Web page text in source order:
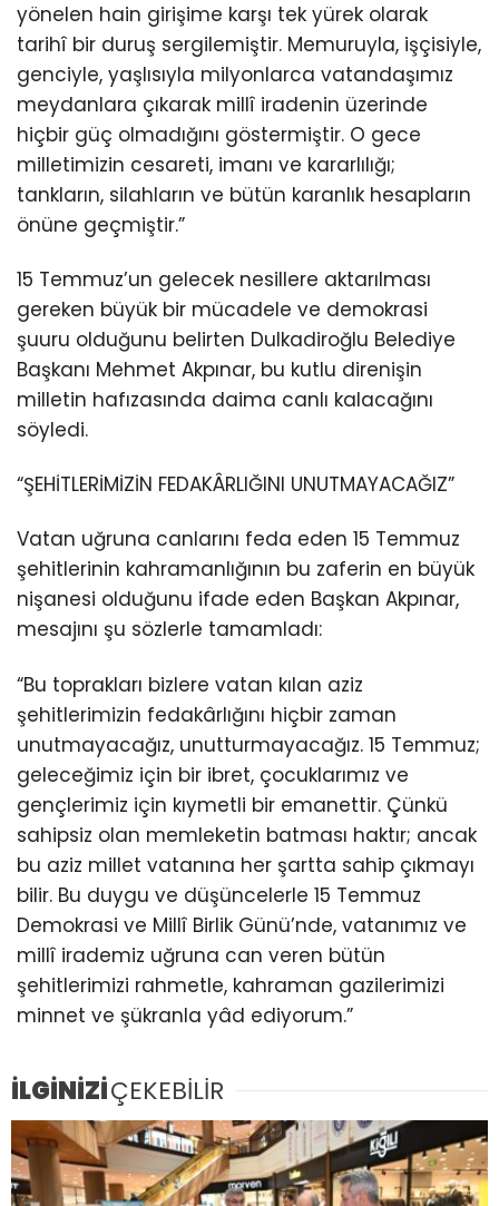
yönelen hain girişime karşı tek yürek olarak
tarihî bir duruş sergilemiştir. Memuruyla, işçisiyle,
genciyle, yaşlısıyla milyonlarca vatandaşımız
meydanlara çıkarak millî iradenin üzerinde
hiçbir güç olmadığını göstermiştir. O gece
milletimizin cesareti, imanı ve kararlılığı;
tankların, silahların ve bütün karanlık hesapların
önüne geçmiştir.”
15 Temmuz’un gelecek nesillere aktarılması
gereken büyük bir mücadele ve demokrasi
şuuru olduğunu belirten Dulkadiroğlu Belediye
Başkanı Mehmet Akpınar, bu kutlu direnişin
milletin hafızasında daima canlı kalacağını
söyledi.
“ŞEHİTLERİMİZİN FEDAKÂRLIĞINI UNUTMAYACAĞIZ”
Vatan uğruna canlarını feda eden 15 Temmuz
şehitlerinin kahramanlığının bu zaferin en büyük
nişanesi olduğunu ifade eden Başkan Akpınar,
mesajını şu sözlerle tamamladı:
“Bu toprakları bizlere vatan kılan aziz
şehitlerimizin fedakârlığını hiçbir zaman
unutmayacağız, unutturmayacağız. 15 Temmuz;
geleceğimiz için bir ibret, çocuklarımız ve
gençlerimiz için kıymetli bir emanettir. Çünkü
sahipsiz olan memleketin batması haktır; ancak
bu aziz millet vatanına her şartta sahip çıkmayı
bilir. Bu duygu ve düşüncelerle 15 Temmuz
Demokrasi ve Millî Birlik Günü’nde, vatanımız ve
millî irademiz uğruna can veren bütün
şehitlerimizi rahmetle, kahraman gazilerimizi
minnet ve şükranla yâd ediyorum.”
İLGİNİZİÇEKEBİLİR